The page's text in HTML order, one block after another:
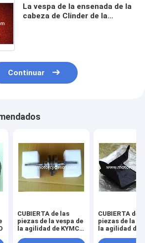
La vespa de la ensenada de la
cabeza de Clinder de la
Continuar
CUBIERTA de las
piezas de la vespa de
la agilidad de KYMCO
CUBIERTA de
piezas de la
la agilidad de